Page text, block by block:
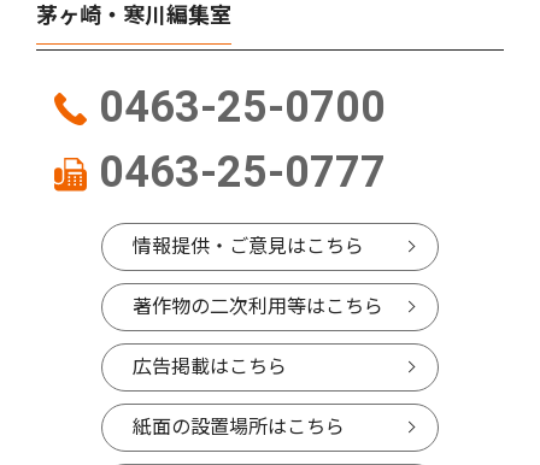
茅ヶ崎・寒川編集室
0463-25-0700
0463-25-0777
情報提供・ご意見はこちら
著作物の二次利用等はこちら
広告掲載はこちら
紙面の設置場所はこちら